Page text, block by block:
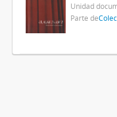
Unidad
Parte de